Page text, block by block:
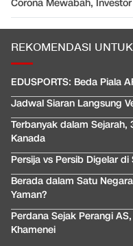
Corona Mewabah,
REKOMENDASI
EDUSPORTS: Beda Piala
Jadwal Siaran Langsung
Terbanyak dalam
Kanada
Persija vs Persib Digelar
Berada dalam Satu
Yaman?
Perdana Sejak Perangi
Khamenei